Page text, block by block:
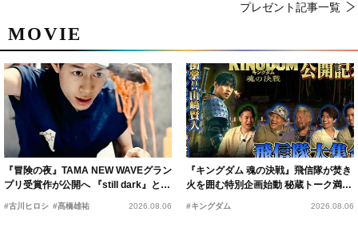
MOVIE
『冒険の夜』TAMA NEW WAVEグラン
プリ受賞作が公開へ 『still dark』と同
時上映決定
#古川ヒロシ #髙橋雄祐 2026.08.06
『キングダム 魂の決戦』飛信隊が焚き
火を囲む特別企画始動 秘蔵トーク満載
の“キングダムキャンプ”開催
#キングダム 2026.08.06
プレゼント記事一覧